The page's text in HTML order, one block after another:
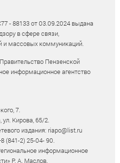
- 88133 от 03.09.2024 выдана
в сфере связи,
и массовых коммуникаций.
Пензенской
информационное агентство
7.
Кирова, 65/2.
издания: riapo@list.ru
(841-2) 25-04- 90.
информационное
Р. А. Маслов.